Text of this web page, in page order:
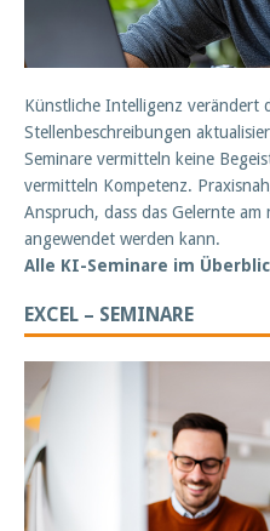
Künstliche Intelligenz verändert
Stellenbeschreibungen
Seminare vermitteln keine
vermitteln Kompetenz.
Anspruch, dass das Gelernte
angewendet werden kann.
Alle KI-Seminare im
EXCEL – SEMINARE